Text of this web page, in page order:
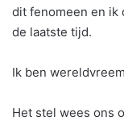
dit fenomeen en ik
de laatste tijd.
Ik ben
Het stel wees ons